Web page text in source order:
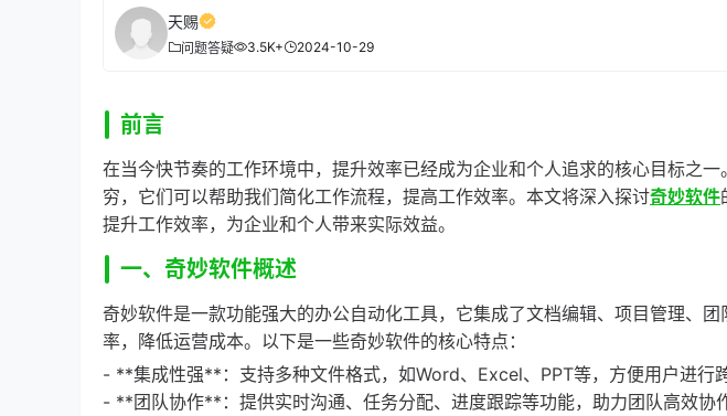
天赐
问题答疑 3.5K+ 2024-10-29
前言
在当今快节奏的工作环境中，提升效率已经成为企业和个人追求的核心目标之
穷，它们可以帮助我们简化工作流程，提高工作效率。本文将深入探讨奇妙软件
提升工作效率，为企业和个人带来实际效益。
一、奇妙软件概述
奇妙软件是一款功能强大的办公自动化工具，它集成了文档编辑、项目管理、
率，降低运营成本。以下是一些奇妙软件的核心特点：
- **集成性强**：支持多种文件格式，如Word、Excel、PPT等，方便用户进行跨
- **团队协作**：提供实时沟通、任务分配、进度跟踪等功能，助力团队高效协作